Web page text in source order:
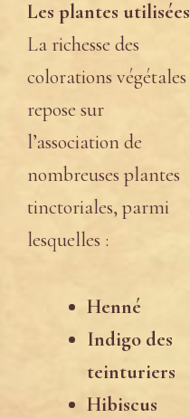
Les plantes utilisées
La richesse des
colorations végétales
repose sur
l’association de
nombreuses plantes
tinctoriales, parmi
lesquelles :
Henné
Indigo des
teinturiers
Hibiscus